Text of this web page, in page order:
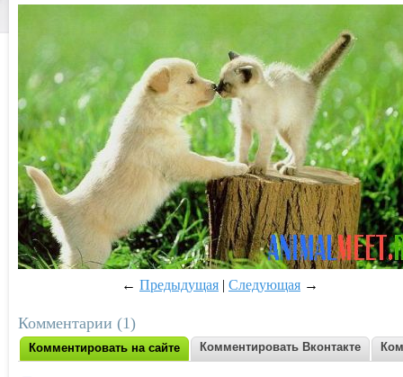
← Предыдущая | Следующая →
Комментарии (1)
Комментировать на сайте Комментировать Вконтакте